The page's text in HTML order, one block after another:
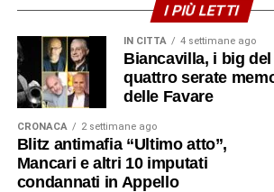
I PIÙ LETTI
IN CITTÀ 4 settimane ago
Biancavilla, i big
quattro serate
delle Favare
CRONACA 2 settimane ago
Blitz antimafia “Ultimo atto”,
Mancari e altri 10 imputati
condannati in Appello